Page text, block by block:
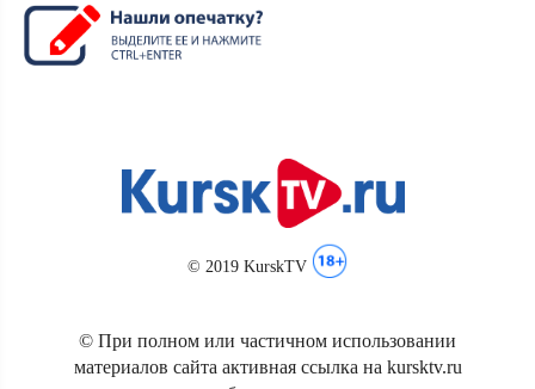
© 2019 KurskTV
© При полном или частичном использовании
материалов сайта активная ссылка на kursktv.ru